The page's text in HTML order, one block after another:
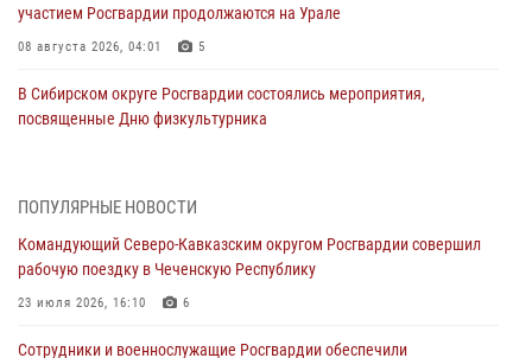
участием Росгвардии продолжаются на Урале
08 августа 2026, 04:01 5
В Сибирском округе Росгвардии состоялись мероприятия,
посвященные Дню физкультурника
На Дальнем Востоке продолжается всероссийская акция "Каникулы
08 августа 2026, 00:00
Заместитель директора Росгвардии генерал-полковник Владислав
ПОПУЛЯРНЫЕ НОВОСТИ
Командующий Северо-Кавказским округом Росгвардии совершил
рабочую поездку в Чеченскую Республику
23 июля 2026, 16:10 6
Сотрудники и военнослужащие Росгвардии обеспечили